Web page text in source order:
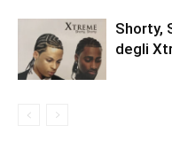
Shorty,
degli